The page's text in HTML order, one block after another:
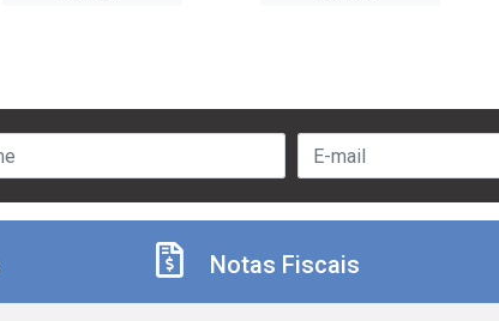
Notas Fiscais